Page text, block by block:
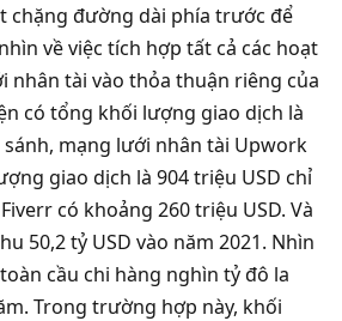
chặng đường dài phía trước để
về việc tích hợp tất cả các hoạt
nhân tài vào thỏa thuận riêng của
có tổng khối lượng giao dịch là
sánh, mạng lưới nhân tài Upwork
giao dịch là 904 triệu USD chỉ
có khoảng 260 triệu USD. Và
50,2 tỷ USD vào năm 2021. Nhìn
cầu chi hàng nghìn tỷ đô la
Trong trường hợp này, khối